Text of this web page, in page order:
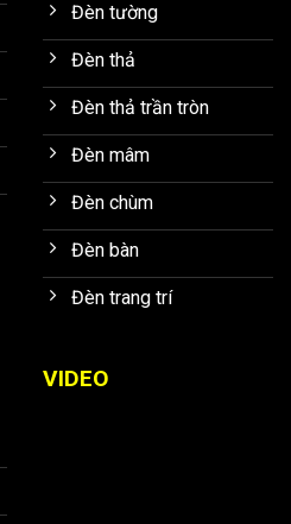
Đèn tường
Đèn thả
Đèn thả trần tròn
Đèn mâm
Đèn chùm
Đèn bàn
Đèn trang trí
VIDEO